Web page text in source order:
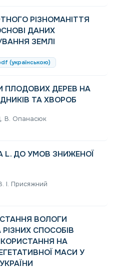
РІЗНОМАНІТТЯ
ДАНИХ
ЗЕМЛІ
(українською)
ПЛОДОВИХ ДЕРЕВ НА
ТА ХВОРОБ
В. Опанасюк
L. ДО УМОВ ЗНИЖЕНОЇ
І. Присяжний
ВОЛОГИ
СПОСОБІВ
НА
МАСИ У